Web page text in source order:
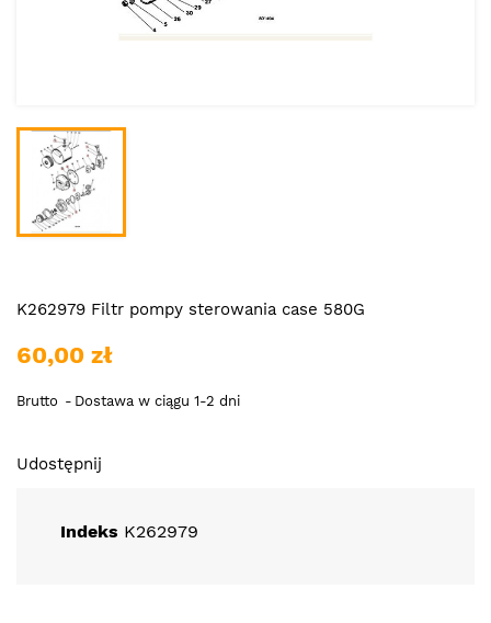
K262979 Filtr pompy sterowania case 580G
60,00 zł
Brutto Dostawa w ciągu 1-2 dni
Udostępnij
Indeks K262979